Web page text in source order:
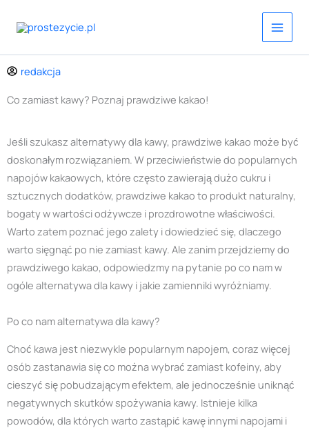
redakcja
Co zamiast kawy? Poznaj prawdziwe kakao!
Jeśli szukasz alternatywy dla kawy, prawdziwe kakao może być
doskonałym rozwiązaniem. W przeciwieństwie do popularnych
napojów kakaowych, które często zawierają dużo cukru i
sztucznych dodatków, prawdziwe kakao to produkt naturalny,
bogaty w wartości odżywcze i prozdrowotne właściwości.
Warto zatem poznać jego zalety i dowiedzieć się, dlaczego
warto sięgnąć po nie zamiast kawy. Ale zanim przejdziemy do
prawdziwego kakao, odpowiedzmy na pytanie po co nam w
ogóle alternatywa dla kawy i jakie zamienniki wyróżniamy.
Po co nam alternatywa dla kawy?
Choć kawa jest niezwykle popularnym napojem, coraz więcej
osób zastanawia się co można wybrać zamiast kofeiny, aby
cieszyć się pobudzającym efektem, ale jednocześnie uniknąć
negatywnych skutków spożywania kawy. Istnieje kilka
powodów, dla których warto zastąpić kawę innymi napojami i